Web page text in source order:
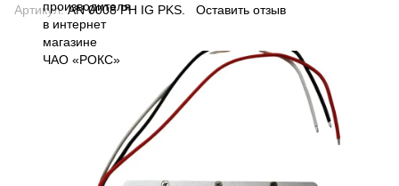
Артикул:AN 0008 PH IG PKS. Оставить отзыв